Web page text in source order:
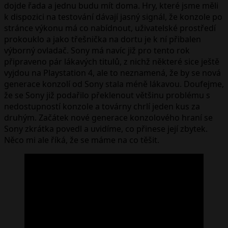
dojde řada a jednu budu mít doma. Hry, které jsme měli
k dispozici na testování dávají jasný signál, že konzole po
stránce výkonu má co nabídnout, uživatelské prostředí
prokouklo a jako třešnička na dortu je k ní přibalen
výborný ovladač. Sony má navíc již pro tento rok
připraveno pár lákavých titulů, z nichž některé sice ještě
vyjdou na Playstation 4, ale to neznamená, že by se nová
generace konzolí od Sony stala méně lákavou. Doufejme,
že se Sony již podařilo překlenout většinu problému s
nedostupností konzole a továrny chrlí jeden kus za
druhým. Začátek nové generace konzolového hraní se
Sony zkrátka povedl a uvidíme, co přinese její zbytek.
Něco mi ale říká, že se máme na co těšit.